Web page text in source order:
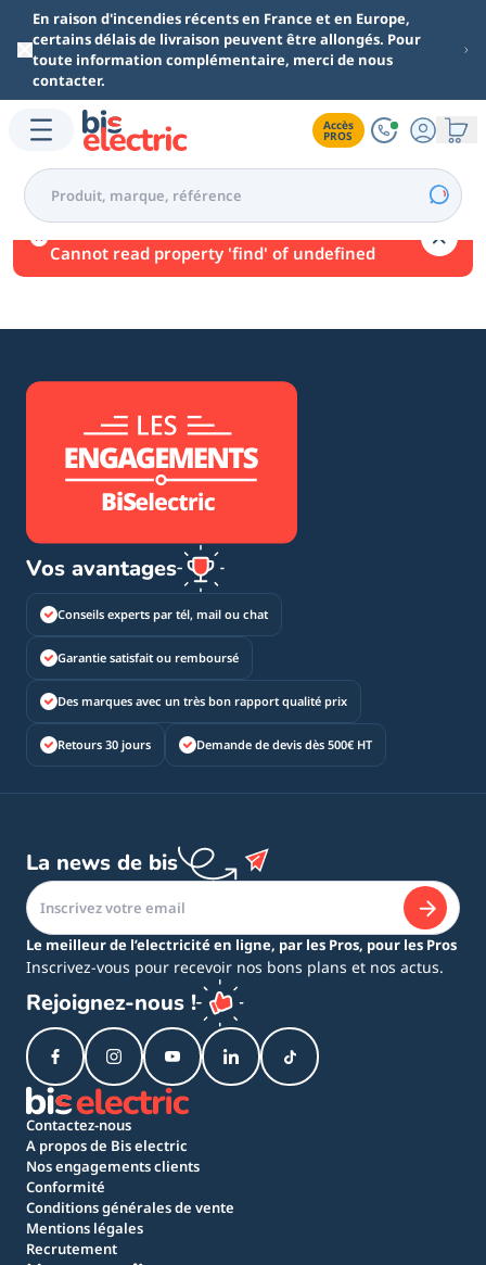
Aller au contenu principal
En raison d'incendies récents en France et en Europe,
certains délais de livraison peuvent être allongés. Pour
toute information complémentaire, merci de nous
contacter.
Accès
PROS
Une erreur est survenue.
Cannot read property 'find' of undefined
Vos avantages
Conseils experts par tél, mail ou chat
Garantie satisfait ou remboursé
Des marques avec un très bon rapport qualité prix
Retours 30 jours Demande de devis dès 500€ HT
La news de bis
Le meilleur de l’electricité en ligne, par les Pros, pour les Pros
Inscrivez-vous pour recevoir nos bons plans et nos actus.
Rejoignez-nous !
Contactez-nous
A propos de Bis electric
Nos engagements clients
Conformité
Conditions générales de vente
Mentions légales
Recrutement